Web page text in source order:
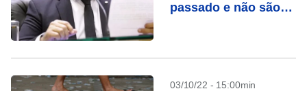
passado e não são
03/10/22 - 15:00min